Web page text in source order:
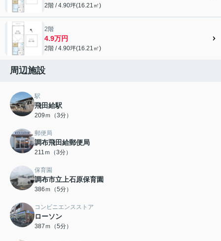
2階 / 4.90坪(16.21㎡)
2階
4.9万円
2階 / 4.90坪(16.21㎡)
周辺施設
駅
飛田給駅
209ｍ（3分）
郵便局
調布飛田給郵便局
211ｍ（3分）
保育園
調布市立上石原保育園
386ｍ（5分）
コンビニエンスストア
ローソン
387ｍ（5分）